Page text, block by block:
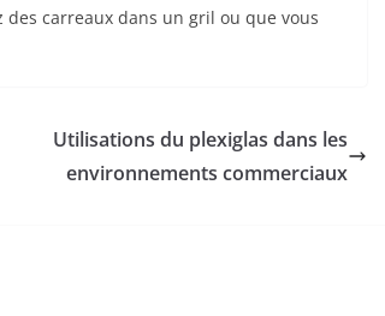
carreaux dans un gril ou que vous
Utilisations du plexiglas dans les
environnements commerciaux